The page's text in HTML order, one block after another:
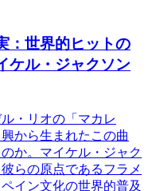
：世界的ヒットの
ケル・ジャクソン
・リオの「マカレ
から生まれたこの曲
か。マイケル・ジャク
らの原点であるフラメ
イン文化の世界的普及